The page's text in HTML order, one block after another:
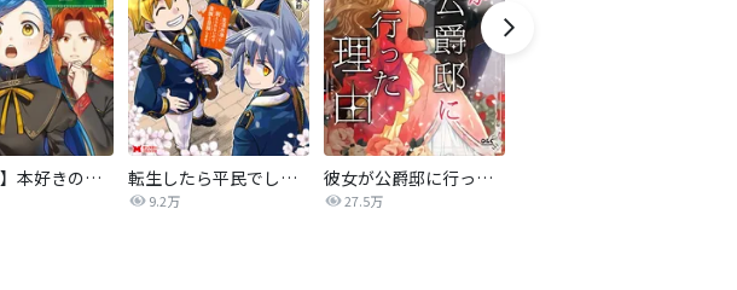
【マンガ】本好きの下剋上 第四部 転生したら平民でした。～生活水準に耐えられないので貴族を目指します～（コミック）
9.2万
彼女が公爵邸に行った理由【タテヨミ】
27.5万